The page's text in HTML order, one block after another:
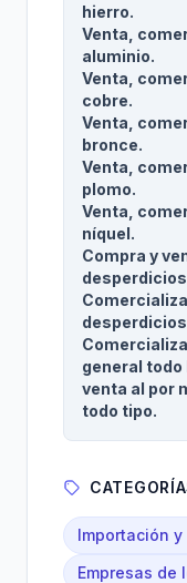
hierro.
Venta,
aluminio.
Venta,
cobre.
Venta,
bronce.
Venta,
plomo.
Venta,
níquel.
Compra y
general todo
venta al por
todo tipo.
Importación
Empresas de